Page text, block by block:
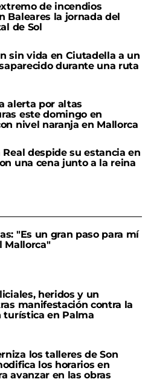
de incendios
Baleares la jornada del
de Sol
sin vida en Ciutadella a un
durante una ruta
alerta por altas
este domingo en
nivel naranja en Mallorca
Real despide su estancia en
una cena junto a la reina
"Es un gran paso para mí
Mallorca"
heridos y un
manifestación contra la
turística en Palma
los talleres de Son
los horarios en
avanzar en las obras